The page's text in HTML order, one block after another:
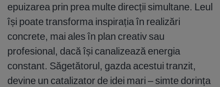
epuizarea prin prea multe direcții simultane. Leul
își poate transforma inspirația în realizări
concrete, mai ales în plan creativ sau
profesional, dacă își canalizează energia
constant. Săgetătorul, gazda acestui tranzit,
devine un catalizator de idei mari – simte dorința